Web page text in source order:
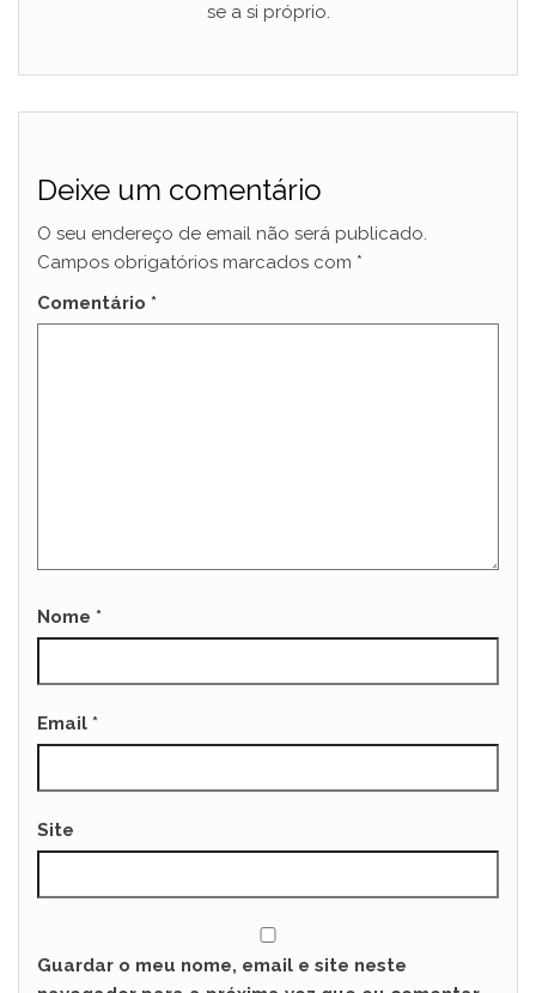
se a si próprio.
Deixe um comentário
O seu endereço de email não será publicado.
Campos obrigatórios marcados com *
Comentário *
Nome *
Email *
Site
Guardar o meu nome, email e site neste